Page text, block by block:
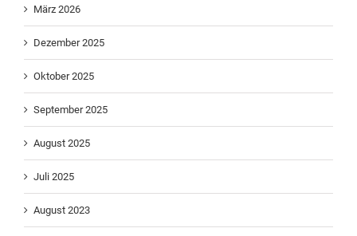
März 2026
Dezember 2025
Oktober 2025
September 2025
August 2025
Juli 2025
August 2023